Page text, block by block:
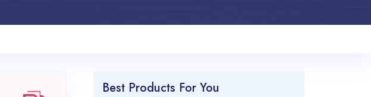
Best Products For You